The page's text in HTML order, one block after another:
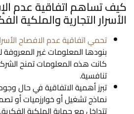
كيف تساهم اتفاقية عدم
الأسرار التجارية والملكية
تحمي اتفاقية عدم الافصاح
بنودها المعلومات غير
كانت هذه المعلومات تمنح
تنافسية.
تبرز أهمية الاتفاقية في حال
نماذج تشغيل أو خوارزميات أو